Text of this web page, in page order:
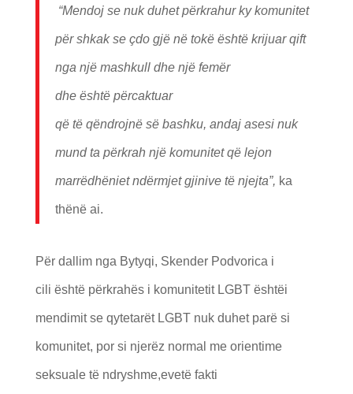
“Mendoj se nuk duhet përkrahur ky komunitet
për shkak se çdo gjë në tokë është krijuar qift
nga një mashkull dhe një femër
dhe është përcaktuar
që të qëndrojnë së bashku, andaj asesi nuk
mund ta përkrah një komunitet që lejon
marrëdhëniet ndërmjet gjinive të njejta”, ka
thënë ai.
Për dallim nga Bytyqi, Skender Podvorica i
cili është përkrahës i komunitetit LGBT ështëi
mendimit se qytetarët LGBT nuk duhet parë si
komunitet, por si njerëz normal me orientime
seksuale të ndryshme,evetë fakti